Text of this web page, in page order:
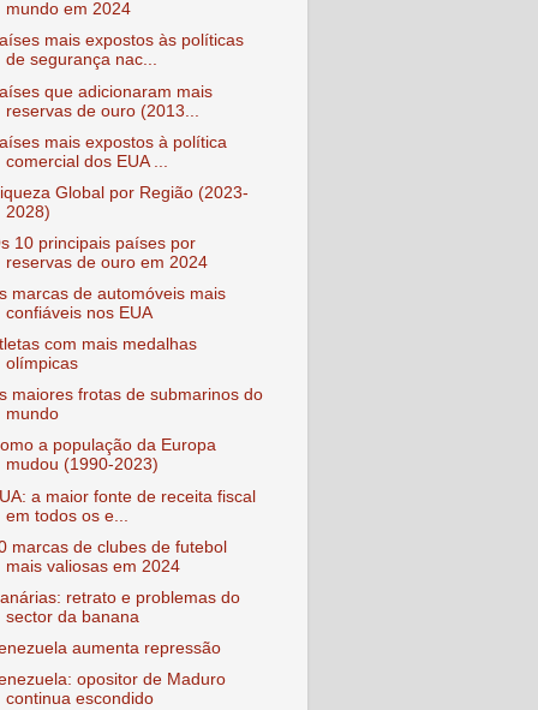
mundo em 2024
mais expostos às políticas
de segurança nac...
que adicionaram mais
reservas de ouro (2013...
mais expostos à política
comercial dos EUA ...
Global por Região (2023-
2028)
10 principais países por
reservas de ouro em 2024
marcas de automóveis mais
confiáveis nos EUA
com mais medalhas
olímpicas
maiores frotas de submarinos do
mundo
a população da Europa
mudou (1990-2023)
a maior fonte de receita fiscal
em todos os e...
marcas de clubes de futebol
mais valiosas em 2024
retrato e problemas do
sector da banana
aumenta repressão
opositor de Maduro
continua escondido